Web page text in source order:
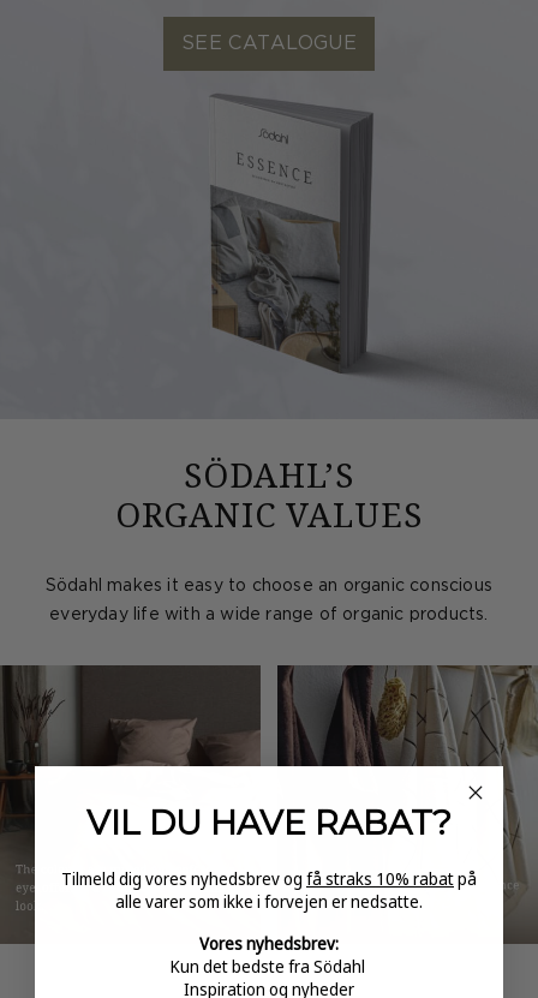
SEE CATALOGUE
SÖDAHL’S
ORGANIC VALUES
Södahl makes it easy to choose an organic conscious
everyday life with a wide range of organic products.
VIL DU HAVE RABAT?
Tilmeld dig vores nyhedsbrev og få straks 10% rabatpå
alle varer som ikke i forvejen er nedsatte.
Vores nyhedsbrev:
Kun det bedste fra Södahl
Inspiration og nyheder